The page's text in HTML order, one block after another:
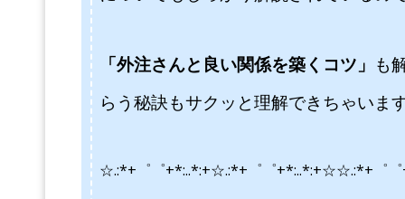
「外注さんと良い関係を築くコツ」 も
らう秘訣もサクッと理解できちゃいま
☆.:*+゜゜+*:..*:+☆.:*+゜゜+*:..*:+☆☆.:*+゜